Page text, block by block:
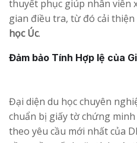
thuyết phục giúp nhân viên
gian điều tra, từ đó cải
học Úc.
Đảm bảo Tính Hợp lệ của
Đại diện du học chuyên
chuẩn bị giấy tờ chứng
theo yêu cầu mới nhất của